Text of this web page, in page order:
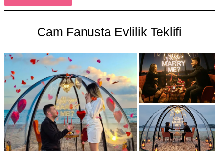
Cam Fanusta Evlilik Teklifi